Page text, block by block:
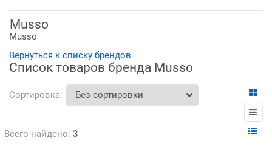
Musso
Musso
Вернуться к списку брендов
Список товаров бренда Musso
Сортировка:
Всего найдено: 3